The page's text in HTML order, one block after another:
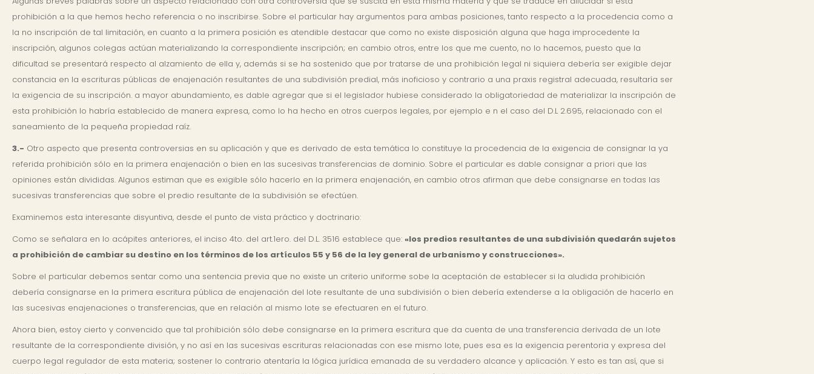
prohibición a la que hemos hecho referencia o no inscribirse. Sobre el particular hay argumentos para ambas posiciones, tanto respecto a la procedencia como a
la no inscripción de tal limitación, en cuanto a la primera posición es atendible destacar que como no existe disposición alguna que haga improcedente la
inscripción, algunos colegas actúan materializando la correspondiente inscripción; en cambio otros, entre los que me cuento, no lo hacemos, puesto que la
dificultad se presentará respecto al alzamiento de ella y, además si se ha sostenido que por tratarse de una prohibición legal ni siquiera debería ser exigible dejar
constancia en la escrituras públicas de enajenación resultantes de una subdivisión predial, más inoficioso y contrario a una praxis registral adecuada, resultaría ser
la exigencia de su inscripción. a mayor abundamiento, es dable agregar que si el legislador hubiese considerado la obligatoriedad de materializar la inscripción de
esta prohibición lo habría establecido de manera expresa, como lo ha hecho en otros cuerpos legales, por ejemplo e n el caso del D.L 2.695, relacionado con el
saneamiento de la pequeña propiedad raíz.
3.- Otro aspecto que presenta controversias en su aplicación y que es derivado de esta temática lo constituye la procedencia de la exigencia de consignar la ya
referida prohibición sólo en la primera enajenación o bien en las sucesivas transferencias de dominio. Sobre el particular es dable consignar a priori que las
opiniones están divididas. Algunos estiman que es exigible sólo hacerlo en la primera enajenación, en cambio otros afirman que debe consignarse en todas las
sucesivas transferencias que sobre el predio resultante de la subdivisión se efectúen.
Examinemos esta interesante disyuntiva, desde el punto de vista práctico y doctrinario:
Como se señalara en lo acápites anteriores, el inciso 4to. del art.1ero. del D.L. 3516 establece que: «los predios resultantes de una subdivisión quedarán sujetos
a prohibición de cambiar su destino en los términos de los artículos 55 y 56 de la ley general de urbanismo y construcciones».
Sobre el particular debemos sentar como una sentencia previa que no existe un criterio uniforme sobe la aceptación de establecer si la aludida prohibición
debería consignarse en la primera escritura pública de enajenación del lote resultante de una subdivisión o bien debería extenderse a la obligación de hacerlo en
las sucesivas enajenaciones o transferencias, que en relación al mismo lote se efectuaren en el futuro.
Ahora bien, estoy cierto y convencido que tal prohibición sólo debe consignarse en la primera escritura que da cuenta de una transferencia derivada de un lote
resultante de la correspondiente división, y no así en las sucesivas escrituras relacionadas con ese mismo lote, pues esa es la exigencia perentoria y expresa del
cuerpo legal regulador de esta materia; sostener lo contrario atentaría la lógica jurídica emanada de su verdadero alcance y aplicación. Y esto es tan así, que si